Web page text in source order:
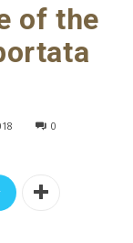
of the
0